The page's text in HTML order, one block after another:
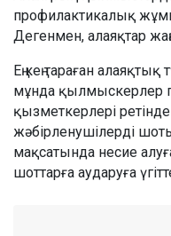
профилактикалық
Дегенмен, алаяқтар
Ең кең тараған
мұнда қылмыскерлер
қызметкерлері
жәбірленушілерді
мақсатында несие
шоттарға аударуға